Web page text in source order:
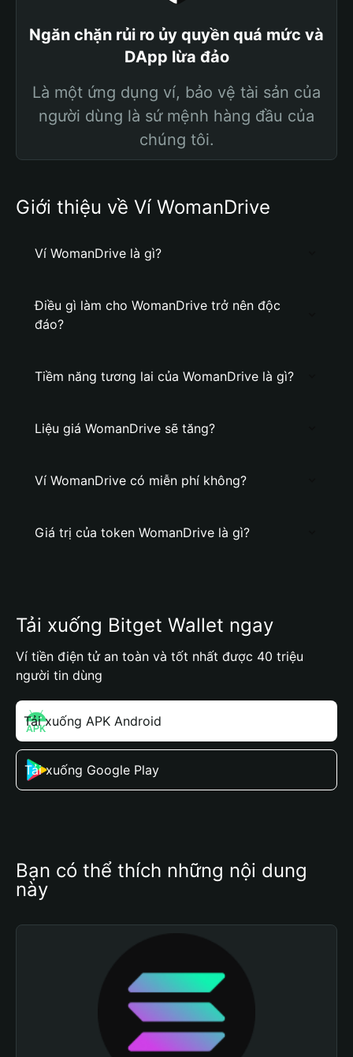
Ngăn chặn rủi ro ủy quyền quá mức và
DApp lừa đảo
Là một ứng dụng ví, bảo vệ tài sản của
người dùng là sứ mệnh hàng đầu của
chúng tôi.
Giới thiệu về Ví WomanDrive
Ví WomanDrive là gì?
Điều gì làm cho WomanDrive trở nên độc
đáo?
Tiềm năng tương lai của WomanDrive là gì?
Liệu giá WomanDrive sẽ tăng?
Ví WomanDrive có miễn phí không?
Giá trị của token WomanDrive là gì?
Tải xuống Bitget Wallet ngay
Ví tiền điện tử an toàn và tốt nhất được 40 triệu
người tin dùng
Tải xuống APK Android
Tải xuống Google Play
Bạn có thể thích những nội dung
này